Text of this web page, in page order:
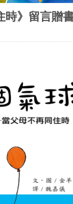
時》留言贈